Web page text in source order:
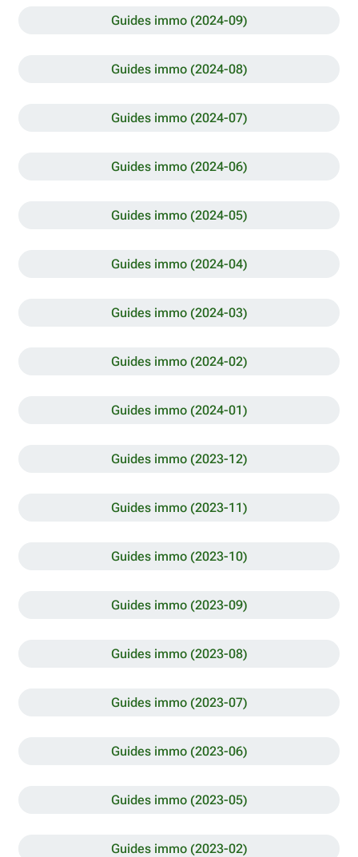
Guides immo (2024-09)
Guides immo (2024-08)
Guides immo (2024-07)
Guides immo (2024-06)
Guides immo (2024-05)
Guides immo (2024-04)
Guides immo (2024-03)
Guides immo (2024-02)
Guides immo (2024-01)
Guides immo (2023-12)
Guides immo (2023-11)
Guides immo (2023-10)
Guides immo (2023-09)
Guides immo (2023-08)
Guides immo (2023-07)
Guides immo (2023-06)
Guides immo (2023-05)
Guides immo (2023-02)